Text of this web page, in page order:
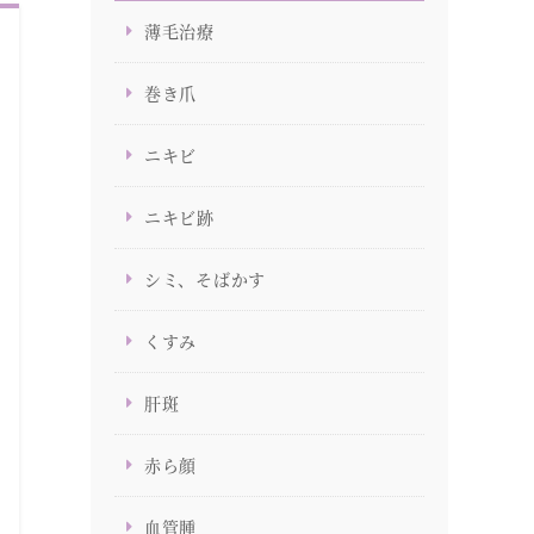
薄毛治療
巻き爪
ニキビ
ニキビ跡
シミ、そばかす
くすみ
肝斑
赤ら顔
血管腫